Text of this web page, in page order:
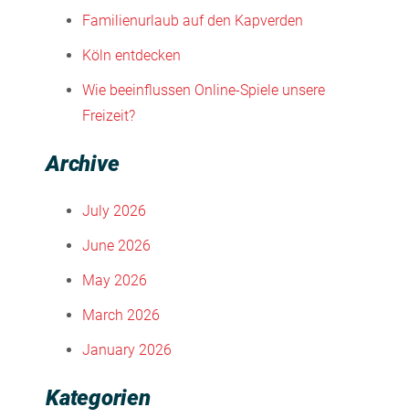
Familienurlaub auf den Kapverden
Köln entdecken
Wie beeinflussen Online-Spiele unsere
Freizeit?
Archive
July 2026
June 2026
May 2026
March 2026
January 2026
Kategorien